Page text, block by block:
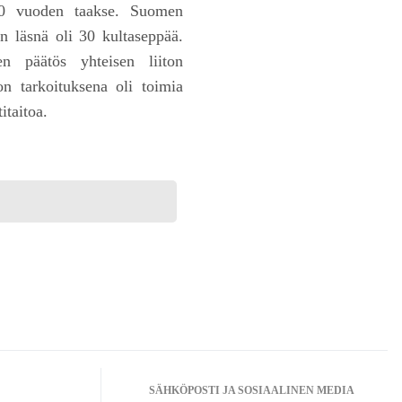
taakse. Suomen
läsnä oli 30 kultaseppää.
päätös yhteisen liiton
tarkoituksena oli toimia
SÄHKÖPOSTI JA SOSIAALINEN MEDIA